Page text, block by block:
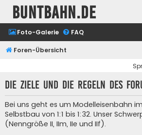
buntbahn.de
Foto-Galerie FAQ
Foren-Übersicht
Die Ziele und die Regeln des
Bei uns geht es um Modelleisenbahn
Selbstbau von 1:1 bis 1:32. Unser
(Nenngröße II, IIm, IIe und IIf).